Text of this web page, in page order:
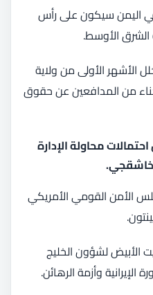
اليمن سيكون على رأس
الأوسط.
الأشهر الأولى من ولاية
من المدافعين عن حقوق
محاولة الإدارة
خاشقجي.
الأمن القومي الأمريكي
الأبيض لشؤون الخليج
الإيرانية وأزمة الرهائن.